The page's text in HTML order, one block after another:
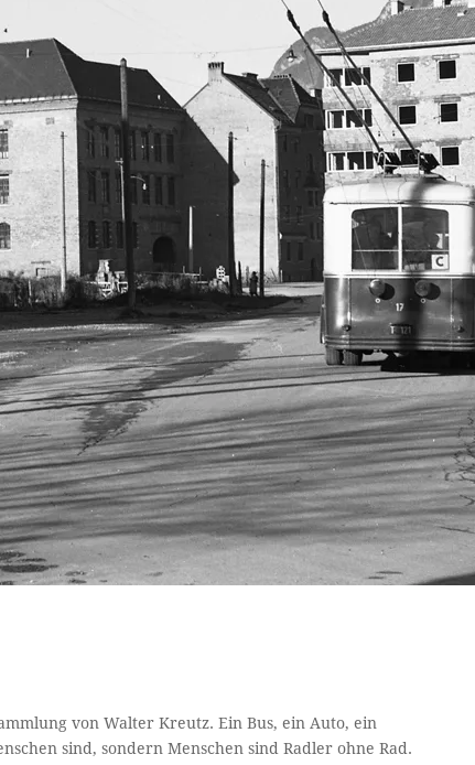
von Walter Kreutz. Ein Bus, ein Auto, ein
sind, sondern Menschen sind Radler ohne Rad.